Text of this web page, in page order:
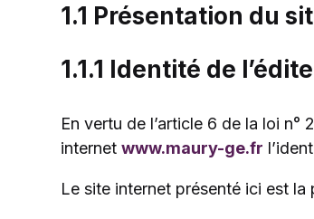
1.1 Présentation du
1.1.1 Identité de
En vertu de l’article 6 de la loi
internetwww.maury-ge.fr
Le site internet présenté ici est la